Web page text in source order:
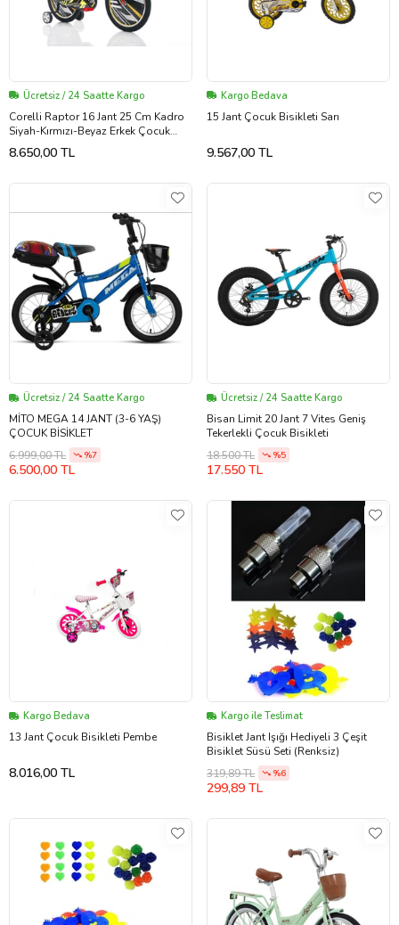
Ücretsiz / 24 Saatte Kargo
Corelli Raptor 16 Jant 25 Cm Kadro
Siyah-Kırmızı-Beyaz Erkek Çocuk
Bisikleti 4-6 Yaş
8.650,00 TL
Kargo Bedava
15 Jant Çocuk Bisikleti Sarı
9.567,00 TL
Ücretsiz / 24 Saatte Kargo
MİTO MEGA 14 JANT (3-6 YAŞ)
ÇOCUK BİSİKLET
6.999,00 TL
%7
6.500,00 TL
Ücretsiz / 24 Saatte Kargo
Bisan Limit 20 Jant 7 Vites Geniş
Tekerlekli Çocuk Bisikleti
18.500 TL
%5
17.550 TL
Kargo Bedava
13 Jant Çocuk Bisikleti Pembe
8.016,00 TL
Kargo ile Teslimat
Bisiklet Jant Işığı Hediyeli 3 Çeşit
Bisiklet Süsü Seti (Renksiz)
319,89 TL
%6
299,89 TL